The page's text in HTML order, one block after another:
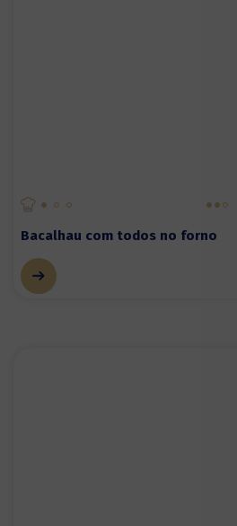
Bacalhau com todos no forno